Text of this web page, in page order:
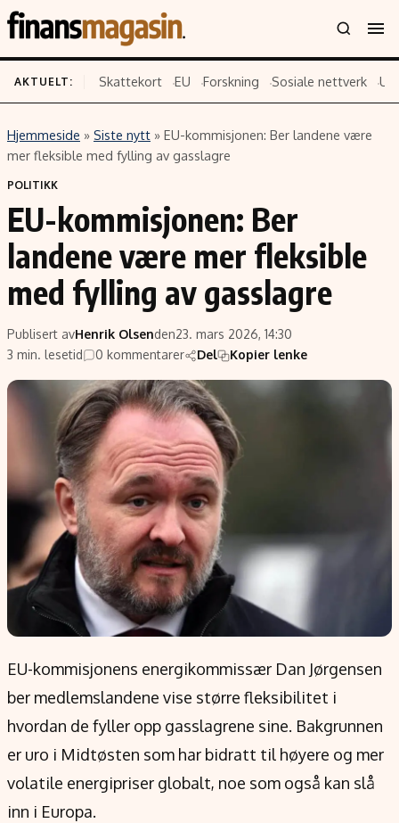
Innhold
Siste nytt
Eiendom
Energi og klima
Finans
Fritid
Verden
Emner
Økonomi
Politikk
Selskaper
Teknologi
Aksjer
Populær
Forskning
Google
Kunstig intelligens
Infrastruktur
BitCoin
EU-Kommisjonen
Grønt skifte
Retningslinjer
Personvernerklæring
Annonsepolicy
Brukervilkår
Cookiepolicy
Retningslinjer for rettelser
Redaksjonell policy
Informasjon
Om oss
Kontakt oss
Forfattere og redaksjon
Etiske retningslinjer
Verdensnyheter
AKTUELT: Skattekort EU Forskning Sosiale nettverk
Hjemmeside » Siste nytt » EU-kommisjonen: Ber landene være
mer fleksible med fylling av gasslagre
POLITIKK
EU-kommisjonen: Ber
landene være mer fleksible
med fylling av gasslagre
Publisert avHenrik Olsenden23. mars 2026, 14:30
3 min. lesetid
0 kommentarer Del Kopier lenke
EU-kommisjonens energikommissær Dan Jørgensen
ber medlemslandene vise større fleksibilitet i
hvordan de fyller opp gasslagrene sine. Bakgrunnen
er uro i Midtøsten som har bidratt til høyere og mer
volatile energipriser globalt, noe som også kan slå
inn i Europa.